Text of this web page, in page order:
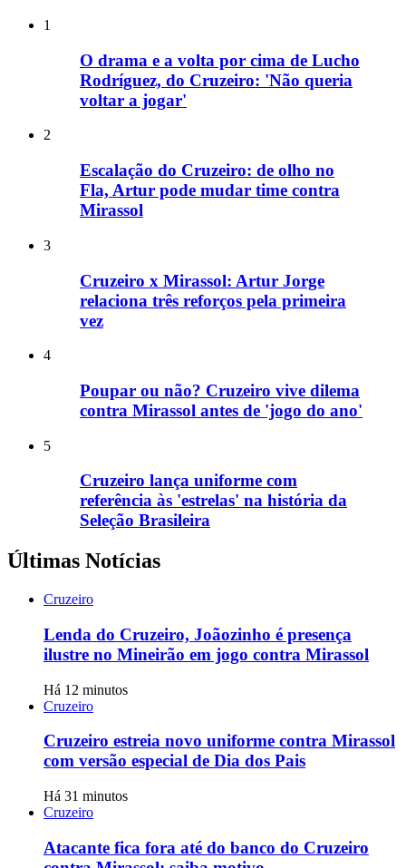
1
O drama e a volta por cima de Lucho
Rodríguez, do Cruzeiro: 'Não queria
voltar a jogar'
2
Escalação do Cruzeiro: de olho no
Fla, Artur pode mudar time contra
Mirassol
3
Cruzeiro x Mirassol: Artur Jorge
relaciona três reforços pela primeira
vez
4
Poupar ou não? Cruzeiro vive dilema
contra Mirassol antes de 'jogo do ano'
5
Cruzeiro lança uniforme com
referência às 'estrelas' na história da
Seleção Brasileira
Últimas Notícias
Cruzeiro
Lenda do Cruzeiro, Joãozinho é presença
ilustre no Mineirão em jogo contra Mirassol
Há 12 minutos
Cruzeiro
Cruzeiro estreia novo uniforme contra Mirassol
com versão especial de Dia dos Pais
Há 31 minutos
Cruzeiro
Atacante fica fora até do banco do Cruzeiro